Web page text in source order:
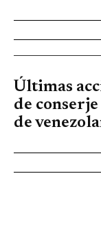
Últimas
de
de